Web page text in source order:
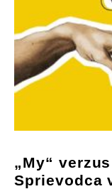
„My“
Sprievodca